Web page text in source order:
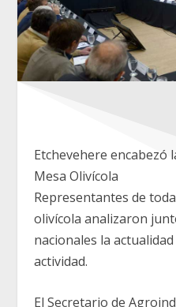
Etchevehere encabezó
Mesa Olivícola
Representantes de
olivícola analizaron
nacionales la
actividad.
El Secretario de